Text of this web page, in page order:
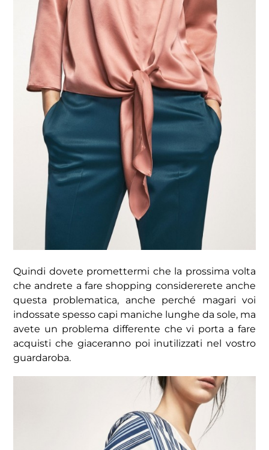
Quindi dovete promettermi che la prossima volta
che andrete a fare shopping considererete anche
questa problematica, anche perché magari voi
indossate spesso capi maniche lunghe da sole, ma
avete un problema differente che vi porta a fare
acquisti che giaceranno poi inutilizzati nel vostro
guardaroba.